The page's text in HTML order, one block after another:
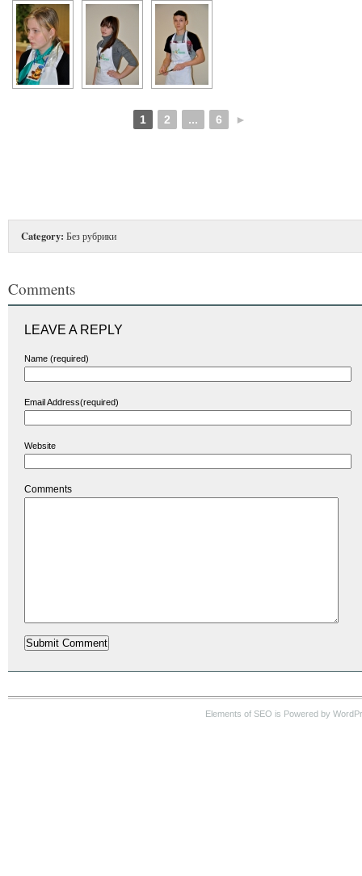
1 2 ... 6 ►
Category: Без рубрики
Comments
LEAVE A REPLY
Name (required)
Email Address(required)
Website
Comments
Elements of SEO is Powered by